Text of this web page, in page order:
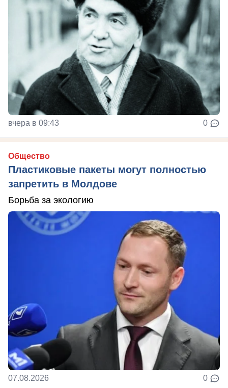
вчера в 09:43 0
Общество
Пластиковые пакеты могут полностью
запретить в Молдове
Борьба за экологию
07.08.2026 0